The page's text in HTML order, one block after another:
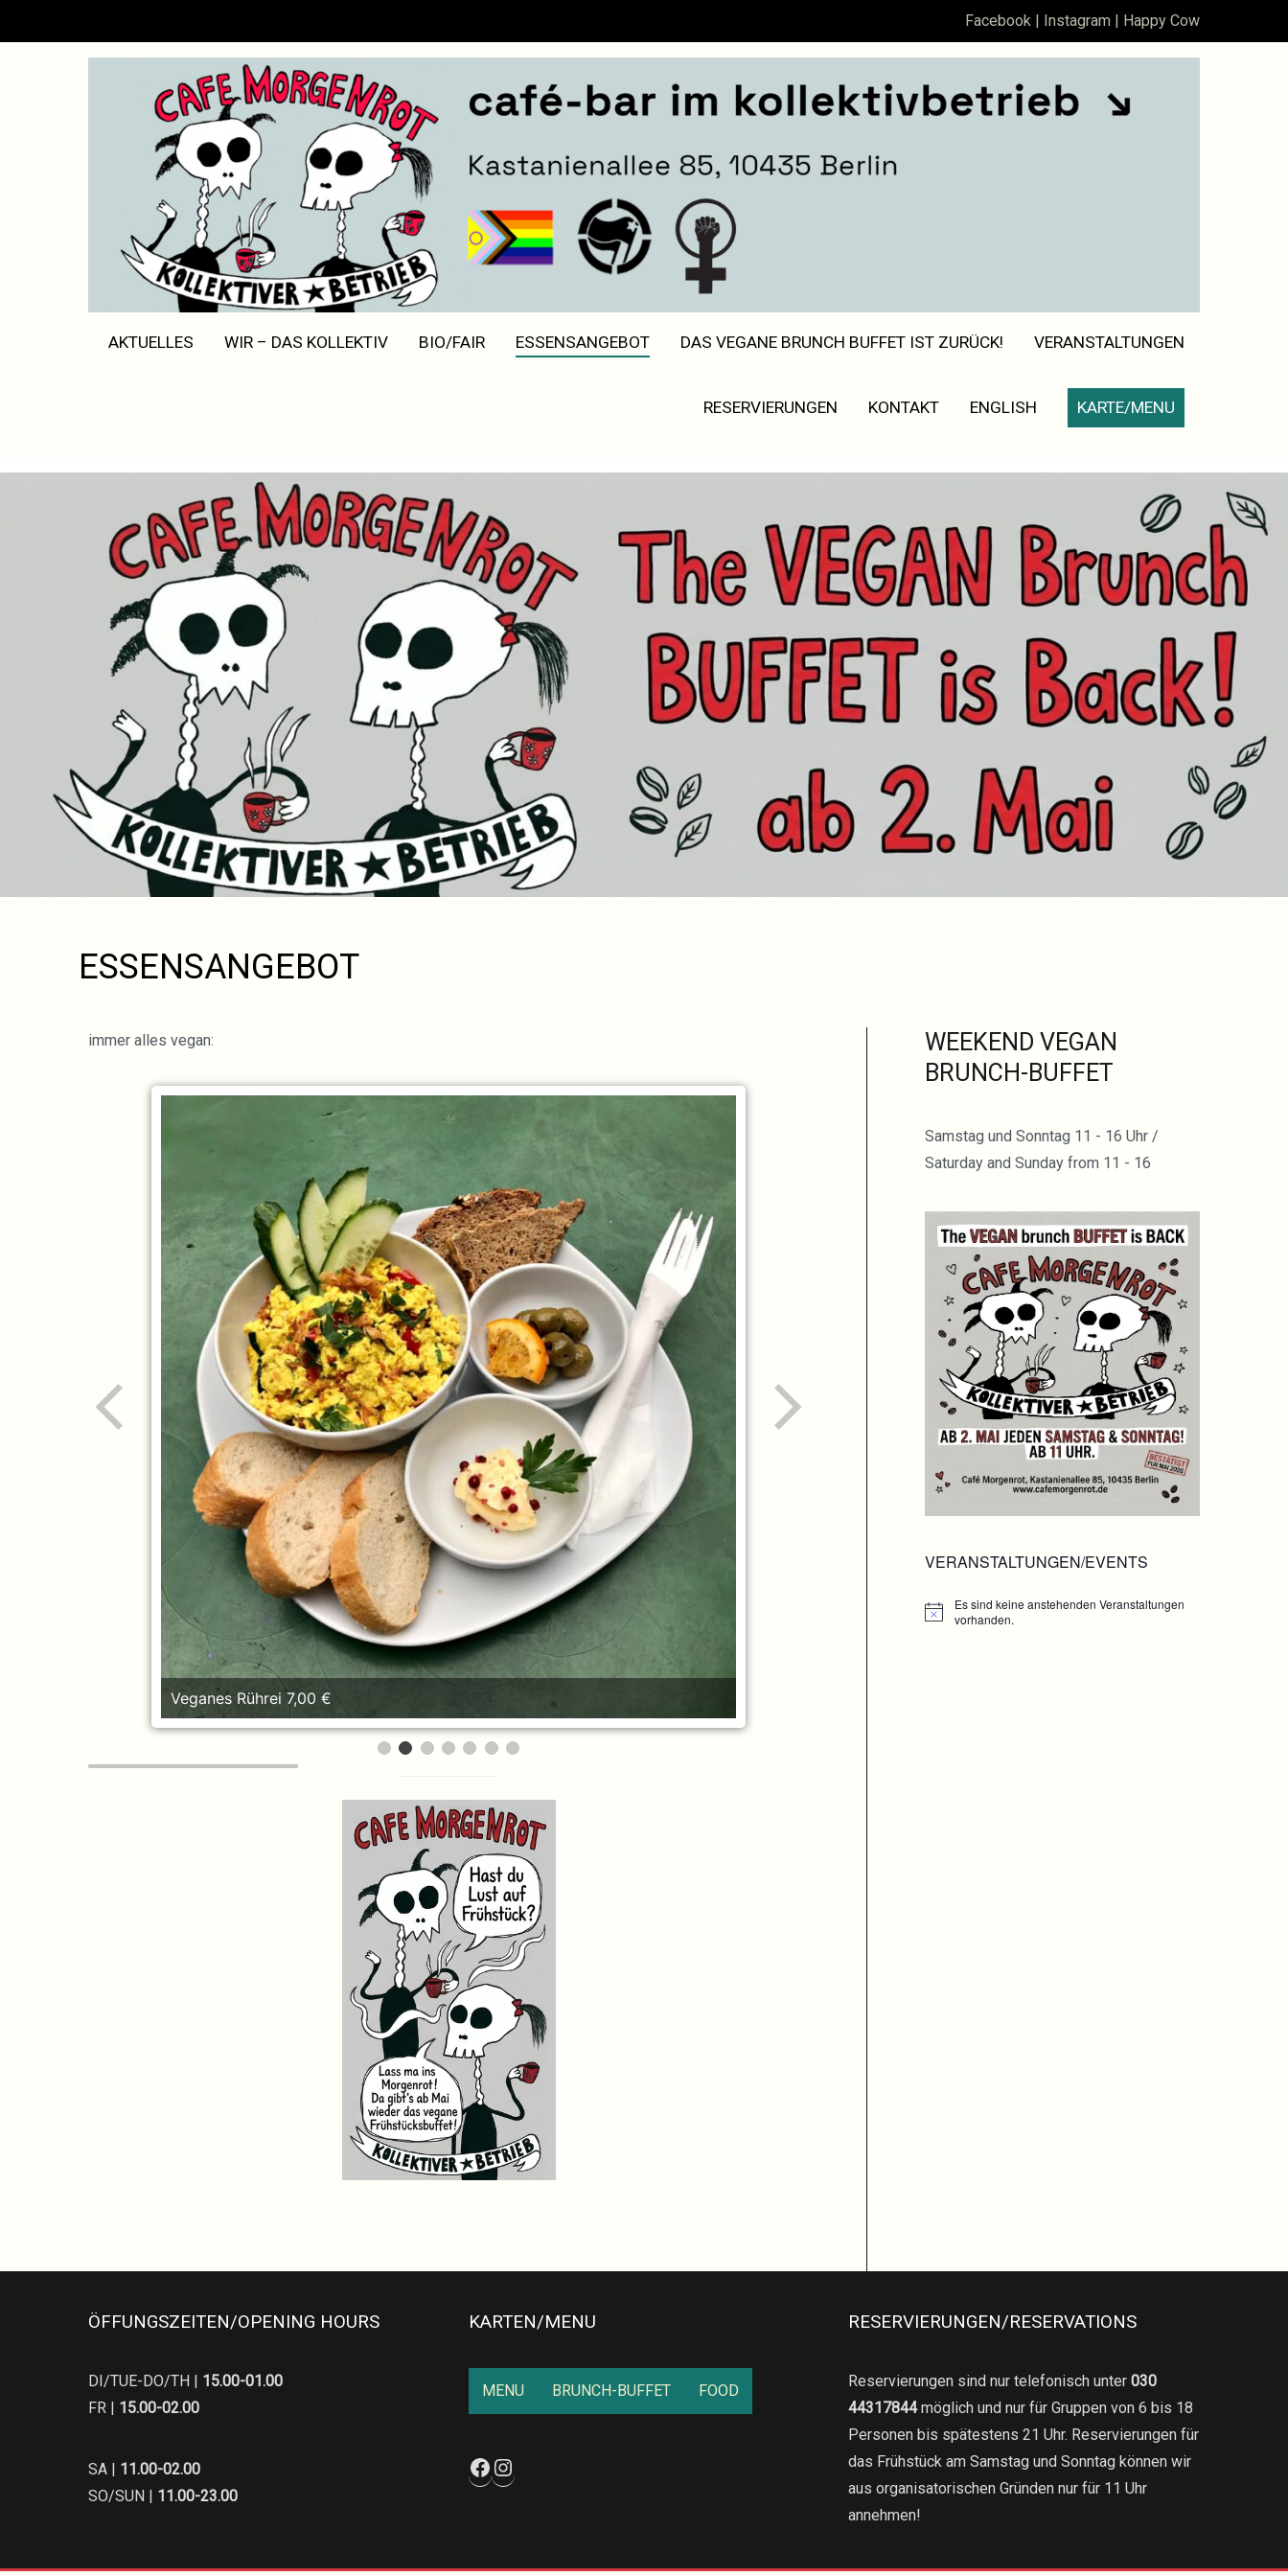
Inhalt
Facebook | Instagram | Happy Cow
AKTUELLES WIR – DAS KOLLEKTIV BIO/FAIR ESSENSANGEBOT DAS VEGANE BRUNCH BUFFET IST ZURÜCK! VERANSTALTUNGEN
RESERVIERUNGEN KONTAKT ENGLISH KARTE/MENU
ESSENSANGEBOT
immer alles vegan:
Hummus Teller 7,00 €
Veganes Rührei 7,00 €
WEEKEND VEGAN
BRUNCH-BUFFET
Samstag und Sonntag 11 - 16 Uhr /
Saturday and Sunday from 11 - 16
VERANSTALTUNGEN/EVENTS
Hinweis
Es sind keine anstehenden Veranstaltungen
vorhanden.
ÖFFUNGSZEITEN/OPENING HOURS
DI/TUE-DO/TH | 15.00-01.00
FR | 15.00-02.00
SA | 11.00-02.00
SO/SUN | 11.00-23.00
KARTEN/MENU
MENU BRUNCH-BUFFET FOOD
Facebook
RESERVIERUNGEN/RESERVATIONS
Reservierungen sind nur telefonisch unter030
44317844möglich und nur für Gruppen von 6 bis 18
Personen bis spätestens 21 Uhr. Reservierungen für
das Frühstück am Samstag und Sonntag können wir
aus organisatorischen Gründen nur für 11 Uhr
annehmen!